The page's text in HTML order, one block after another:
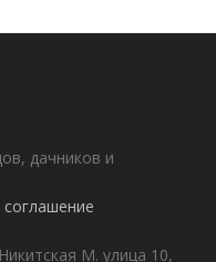
дачников и
М. улица 10,